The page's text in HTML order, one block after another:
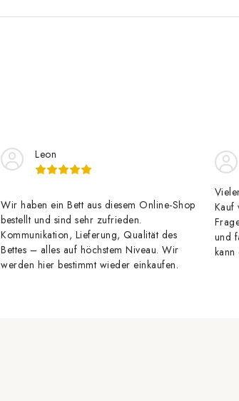
Leon
Wir haben ein Bett aus diesem Online-Shop
bestellt und sind sehr zufrieden.
Kommunikation, Lieferung, Qualität des
Bettes – alles auf höchstem Niveau. Wir
werden hier bestimmt wieder einkaufen.
Kauf
und
kann